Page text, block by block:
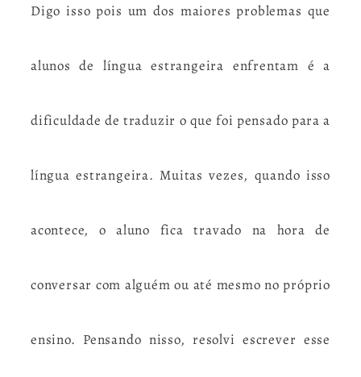
Digo isso pois um dos maiores problemas que
alunos de língua estrangeira enfrentam é a
dificuldade de traduzir o que foi pensado para a
língua estrangeira. Muitas vezes, quando isso
acontece, o aluno fica travado na hora de
conversar com alguém ou até mesmo no próprio
ensino. Pensando nisso, resolvi escrever esse